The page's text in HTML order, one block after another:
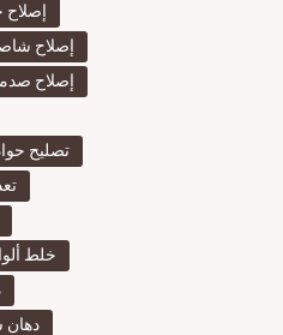
إصلاح
إصلاح
تصليح
خلط
دهان